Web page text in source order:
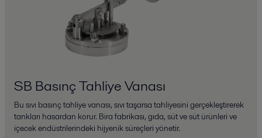
SB Basınç Tahliye Vanası
Bu sıvı basınç tahliye vanası, sıvı taşarsa tahliyesini gerçekleştirerek
tankları hasardan korur. Bira fabrikası, gıda, süt ve süt ürünleri ve
içecek endüstrilerindeki hijyenik süreçleri yönetir.